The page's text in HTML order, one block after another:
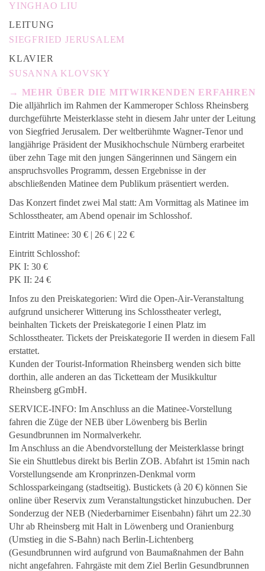
YINGHAO LIU
LEITUNG
SIEGFRIED JERUSALEM
KLAVIER
SUSANNA KLOVSKY
→ MEHR ÜBER DIE MITWIRKENDEN ERFAHREN
Die alljährlich im Rahmen der Kammeroper Schloss Rheinsberg
durchgeführte Meisterklasse steht in diesem Jahr unter der Leitung
von Siegfried Jerusalem. Der weltberühmte Wagner-Tenor und
langjährige Präsident der Musikhochschule Nürnberg erarbeitet
über zehn Tage mit den jungen Sängerinnen und Sängern ein
anspruchsvolles Programm, dessen Ergebnisse in der
abschließenden Matinee dem Publikum präsentiert werden.
Das Konzert findet zwei Mal statt: Am Vormittag als Matinee im
Schlosstheater, am Abend openair im Schlosshof.
Eintritt Matinee: 30 € | 26 € | 22 €
Eintritt Schlosshof:
PK I: 30 €
PK II: 24 €
Infos zu den Preiskategorien: Wird die Open-Air-Veranstaltung
aufgrund unsicherer Witterung ins Schlosstheater verlegt,
beinhalten Tickets der Preiskategorie I einen Platz im
Schlosstheater. Tickets der Preiskategorie II werden in diesem Fall
erstattet.
Kunden der Tourist-Information Rheinsberg wenden sich bitte
dorthin, alle anderen an das Ticketteam der Musikkultur
Rheinsberg gGmbH.
SERVICE-INFO: Im Anschluss an die Matinee-Vorstellung
fahren die Züge der NEB über Löwenberg bis Berlin
Gesundbrunnen im Normalverkehr.
Im Anschluss an die Abendvorstellung der Meisterklasse bringt
Sie ein Shuttlebus direkt bis Berlin ZOB. Abfahrt ist 15min nach
Vorstellungsende am Kronprinzen-Denkmal vorm
Schlossparkeingang (stadtseitig). Bustickets (à 20 €) können Sie
online über Reservix zum Veranstaltungsticket hinzubuchen. Der
Sonderzug der NEB (Niederbarnimer Eisenbahn) fährt um 22.30
Uhr ab Rheinsberg mit Halt in Löwenberg und Oranienburg
(Umstieg in die S-Bahn) nach Berlin-Lichtenberg
(Gesundbrunnen wird aufgrund von Baumaßnahmen der Bahn
nicht angefahren. Fahrgäste mit dem Ziel Berlin Gesundbrunnen